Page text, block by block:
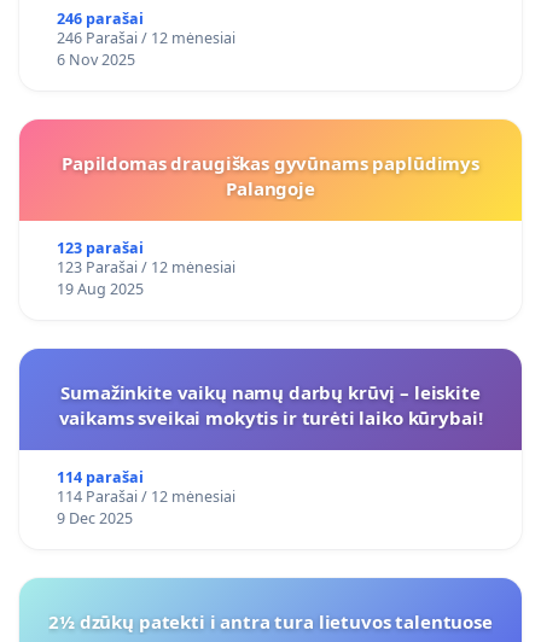
246 parašai
246 Parašai / 12 mėnesiai
6 Nov 2025
Papildomas draugiškas gyvūnams paplūdimys
Palangoje
123 parašai
123 Parašai / 12 mėnesiai
19 Aug 2025
Sumažinkite vaikų namų darbų krūvį – leiskite
vaikams sveikai mokytis ir turėti laiko kūrybai!
114 parašai
114 Parašai / 12 mėnesiai
9 Dec 2025
2½ dzūkų patekti i antra tura lietuvos talentuose